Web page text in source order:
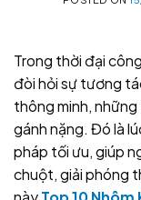
Trong thời đại
đòi hỏi sự tương
thông minh,
gánh nặng. Đó là
pháp tối ưu, giúp
chuột, giải phóng